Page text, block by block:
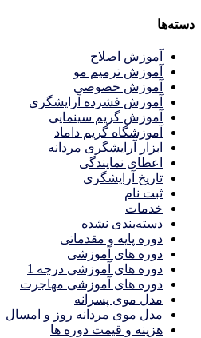
دسته‌ها
آموزش اصلاح
آموزش ترمیم مو
آموزش خصوصی
آموزش فشرده آرایشگری
آموزش گریم سینمایی
آموزشگاه گریم داماد
ابزار آرایشگری مردانه
اعطای نمایندگی
تاریخ آرایشگری
ثبت نام
خدمات
دسته‌بندی نشده
دوره پایه و مقدماتی
دوره های آموزشی
دوره های آموزشی درجه 1
دوره های آموزشی مهاجرت
مدل موی پسرانه
مدل موی مردانه روز و امسال
هزینه و قیمت دوره ها